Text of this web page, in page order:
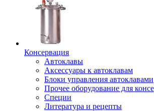
Консервация
Автоклавы
Аксессуары к автоклавам
Блоки управления автоклавами
Прочее оборудование для
Специи
Литература и рецепты